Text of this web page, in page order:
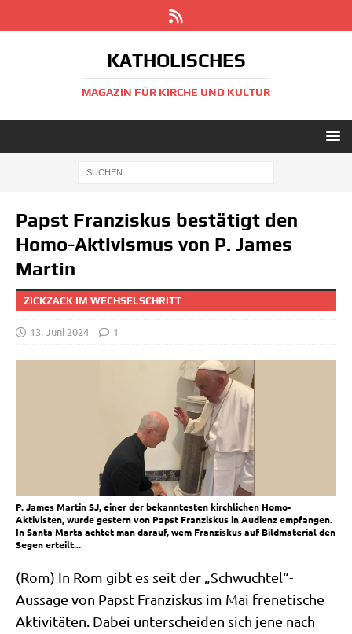
KATHOLISCHES
MAGAZIN FÜR KIRCHE UND KULTUR
Papst Franziskus bestätigt den
Homo-Aktivismus von P. James
Martin
ZICKZACK IM WECHSELSCHRITT
13. Juni 2024 1
P. James Martin SJ, einer der bekanntesten kirchlichen Homo-
Aktivisten, wurde gestern von Papst Franziskus in Audienz empfangen.
In Santa Marta achtet man darauf, wem Franziskus auf Bildmaterial den
Segen erteilt...
(Rom) In Rom gibt es seit der „Schwuchtel“-
Aussage von Papst Fran­zis­kus im Mai fre­ne­ti­sche
Akti­vi­tä­ten. Dabei unter­schei­den sich jene nach